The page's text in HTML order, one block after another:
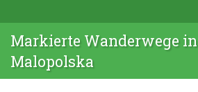
Markierte Wanderwege in
Malopolska